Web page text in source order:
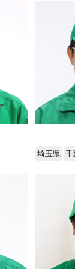
埼玉県 千